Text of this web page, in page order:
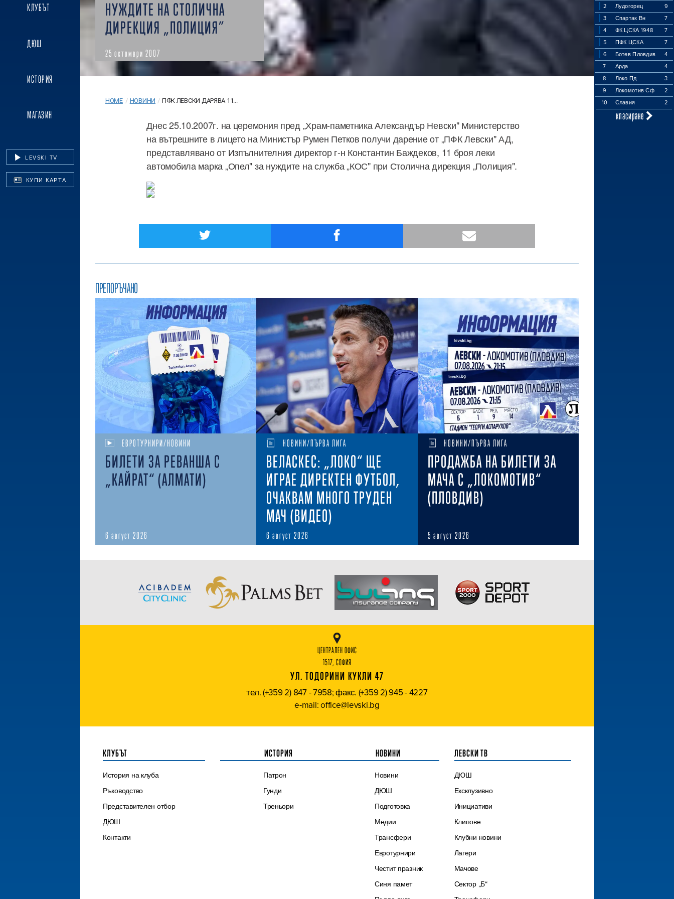
КЛУБЪТ
ДЮШ
ИСТОРИЯ
МАГАЗИН
LEVSKI TV
КУПИ КАРТА
2 Лудогорец
9
3
Спартак Вн
7
4
ФК ЦСКА 1948
7
5
ПФК ЦСКА
7
6
Ботев Пловдив
4
7
Арда
4
8
Локо Пд
3
9
Локомотив Сф
2
10
Славия 2
класиране
НУЖДИТЕ НА СТОЛИЧНА
ДИРЕКЦИЯ „ПОЛИЦИЯ”
25 октомври 2007
HOME / НОВИНИ / ПФК ЛЕВСКИ ДАРЯВА 11...
Днес 25.10.2007г. на церемония пред „Храм-паметника Александър Невски" Министерство
на вътрешните в лицето на Министър Румен Петков получи дарение от „ПФК Левски" АД,
представлявано от Изпълнителния директор г-н Константин Баждеков, 11 броя леки
автомобила марка „Опел" за нуждите на служба „КОС" при Столична дирекция „Полиция".
ПРЕПОРЪЧАНО
ЕВРОТУРНИРИ/НОВИНИ
БИЛЕТИ ЗА РЕВАНША С
„КАЙРАТ“ (АЛМАТИ)
6 август 2026
НОВИНИ/ПЪРВА ЛИГА
ВЕЛАСКЕС: „ЛОКО“ ЩЕ
ИГРАЕ ДИРЕКТЕН ФУТБОЛ,
ОЧАКВАМ МНОГО ТРУДЕН
МАЧ (ВИДЕО)
6 август 2026
НОВИНИ/ПЪРВА ЛИГА
ПРОДАЖБА НА БИЛЕТИ ЗА
МАЧА С „ЛОКОМОТИВ“
(ПЛОВДИВ)
5 август 2026
ЦЕНТРАЛЕН ОФИС
1517, СОФИЯ
УЛ. ТОДОРИНИ КУКЛИ 47
тел. (+359 2) 847 - 7958; факс. (+359 2) 945 - 4227
e-mail: office@levski.bg
КЛУБЪТ
История на клуба
Ръководство
Представителен отбор
ДЮШ
Контакти
ИСТОРИЯ
Патрон
Гунди
Треньори
НОВИНИ
Новини
ДЮШ
Подготовка
Медии
Трансфери
Евротурнири
Честит празник
Синя памет
ЛЕВСКИ ТВ
ДЮШ
Ексклузивно
Инициативи
Клипове
Клубни новини
Лагери
Мачове
Сектор „Б“